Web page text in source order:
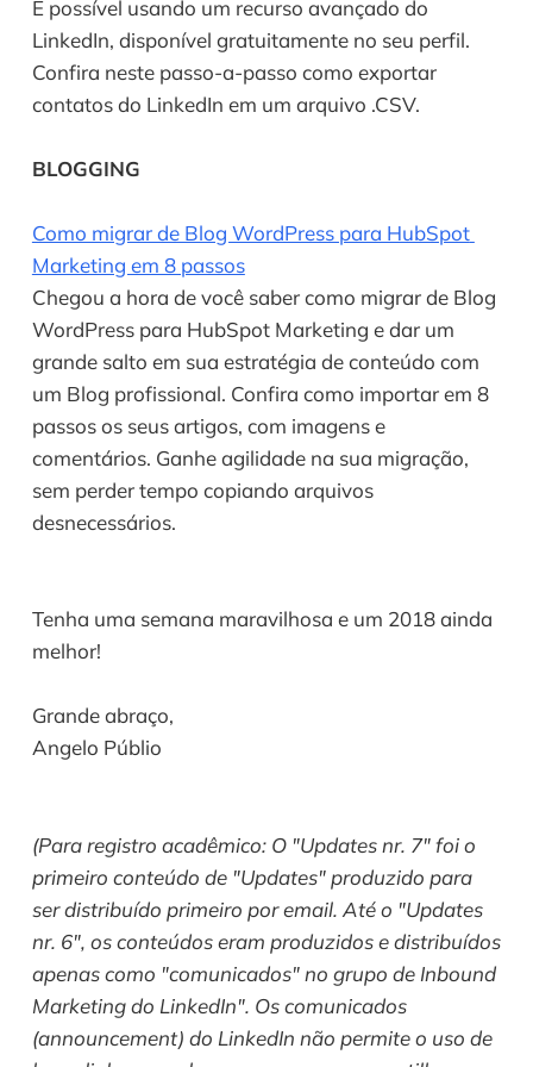
É possível usando um recurso avançado do
LinkedIn, disponível gratuitamente no seu perfil.
Confira neste passo-a-passo como exportar
contatos do LinkedIn em um arquivo .CSV.
BLOGGING
Como migrar de Blog WordPress para HubSpot
Marketing em 8 passos
Chegou a hora de você saber como migrar de Blog
WordPress para HubSpot Marketing e dar um
grande salto em sua estratégia de conteúdo com
um Blog profissional. Confira como importar em 8
passos os seus artigos, com imagens e
comentários. Ganhe agilidade na sua migração,
sem perder tempo copiando arquivos
desnecessários.
Tenha uma semana maravilhosa e um 2018 ainda
melhor!
Grande abraço,
Angelo Públio
(Para registro acadêmico: O "Updates nr. 7" foi o
primeiro conteúdo de "Updates" produzido para
ser distribuído primeiro por email. Até o "Updates
nr. 6", os conteúdos eram produzidos e distribuídos
apenas como "comunicados" no grupo de Inbound
Marketing do LinkedIn". Os comunicados
(announcement) do LinkedIn não permite o uso de